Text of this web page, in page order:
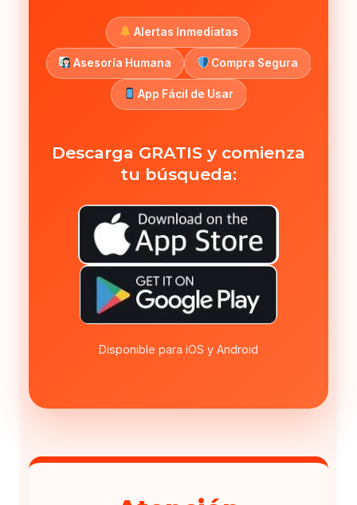
Alertas Inmediatas
Asesoría Humana Compra Segura
App Fácil de Usar
Descarga GRATIS y comienza
tu búsqueda:
Disponible para iOS y Android